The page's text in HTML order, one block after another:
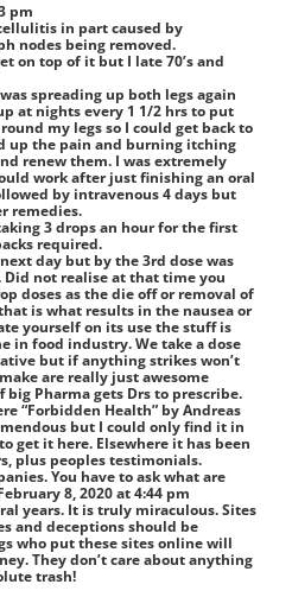
pm
in part caused by
nodes being removed.
on top of it but I late 70’s and
spreading up both legs again
at nights every 1 1/2 hrs to put
my legs so I could get back to
up the pain and burning itching
renew them. I was extremely
work after just finishing an oral
by intravenous 4 days but
remedies.
3 drops an hour for the first
required.
day but by the 3rd dose was
Did not realise at that time you
doses as the die off or removal of
is what results in the nausea or
yourself on its use the stuff is
in food industry. We take a dose
but if anything strikes won’t
are really just awesome
Pharma gets Drs to prescribe.
“Forbidden Health” by Andreas
but I could only find it in
get it here. Elsewhere it has been
plus peoples testimonials.
You have to ask what are
8, 2020 at 4:44 pm
years. It is truly miraculous. Sites
and deceptions should be
who put these sites online will
They don’t care about anything
trash!